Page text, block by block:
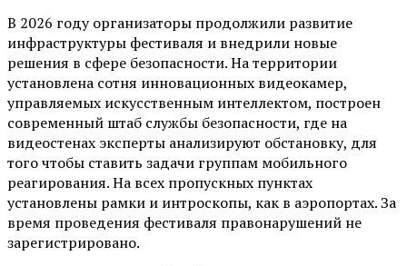
В 2026 году организаторы продолжили развитие
инфраструктуры фестиваля и внедрили новые
решения в сфере безопасности. На территории
установлена сотня инновационных видеокамер,
управляемых искусственным интеллектом, построен
современный штаб службы безопасности, где на
видеостенах эксперты анализируют обстановку, для
того чтобы ставить задачи группам мобильного
реагирования. На всех пропускных пунктах
установлены рамки и интроскопы, как в аэропортах. За
время проведения фестиваля правонарушений не
зарегистрировано.